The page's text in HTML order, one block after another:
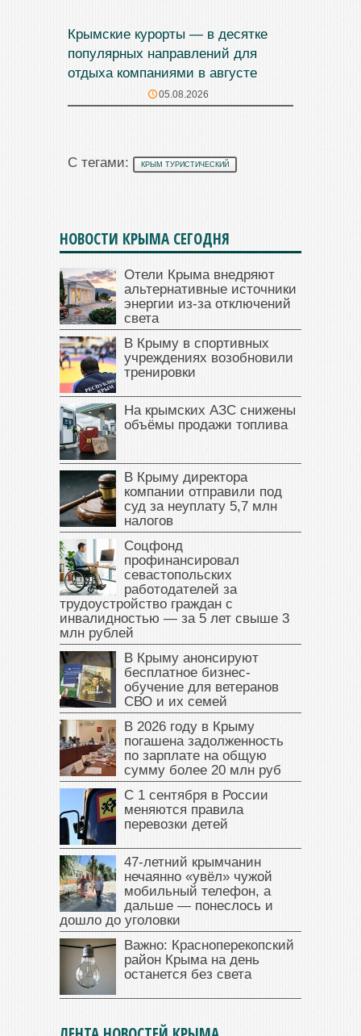
Крымские курорты — в десятке
популярных направлений для
отдыха компаниями в августе
05.08.2026
С тегами: КРЫМ ТУРИСТИЧЕСКИЙ
НОВОСТИ КРЫМА СЕГОДНЯ
Отели Крыма внедряют
альтернативные источники
энергии из-за отключений
света
В Крыму в спортивных
учреждениях возобновили
тренировки
На крымских АЗС снижены
объёмы продажи топлива
В Крыму директора
компании отправили под
суд за неуплату 5,7 млн
налогов
Соцфонд
профинансировал
севастопольских
работодателей за
трудоустройство граждан с
инвалидностью — за 5 лет свыше 3
млн рублей
В Крыму анонсируют
бесплатное бизнес-
обучение для ветеранов
СВО и их семей
В 2026 году в Крыму
погашена задолженность
по зарплате на общую
сумму более 20 млн руб
С 1 сентября в России
меняются правила
перевозки детей
47‑летний крымчанин
нечаянно «увёл» чужой
мобильный телефон, а
дальше — понеслось и
дошло до уголовки
Важно: Красноперекопский
район Крыма на день
останется без света